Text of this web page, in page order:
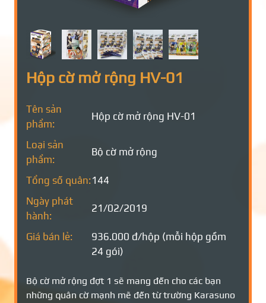
Hộp cờ mở rộng HV-01
Tên sản
phẩm:
Hộp cờ mở rộng HV-01
Loại sản
phẩm:
Bộ cờ mở rộng
Tổng số quân:144
Ngày phát
hành:
21/02/2019
Giá bán lẻ:
936.000 đ/hộp (mỗi hộp gồm
24 gói)
Bộ cờ mở rộng đợt 1 sẽ mang đến cho các bạn
những quân cờ mạnh mẽ đến từ trường Karasuno